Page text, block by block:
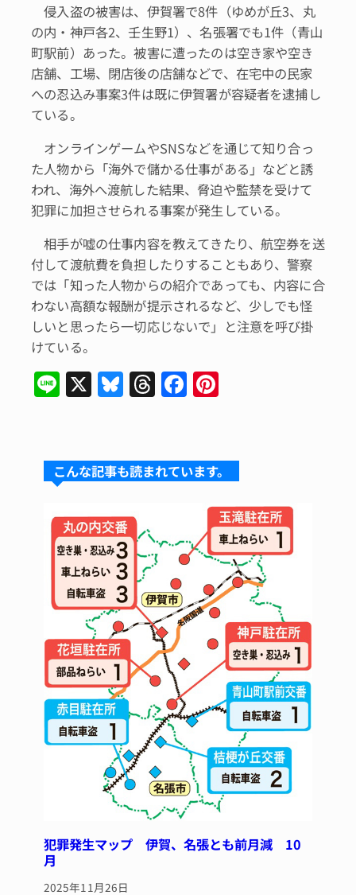
侵入盗の被害は、伊賀署で8件（ゆめが丘3、丸
の内・神戸各2、壬生野1）、名張署でも1件（青山
町駅前）あった。被害に遭ったのは空き家や空き
店舗、工場、閉店後の店舗などで、在宅中の民家
への忍込み事案3件は既に伊賀署が容疑者を逮捕し
ている。
オンラインゲームやSNSなどを通じて知り合っ
た人物から「海外で儲かる仕事がある」などと誘
われ、海外へ渡航した結果、脅迫や監禁を受けて
犯罪に加担させられる事案が発生している。
相手が嘘の仕事内容を教えてきたり、航空券を送
付して渡航費を負担したりすることもあり、警察
では「知った人物からの紹介であっても、内容に合
わない高額な報酬が提示されるなど、少しでも怪
しいと思ったら一切応じないで」と注意を呼び掛
けている。
Li X Bl
s
k
y
T
a
d
F
e
b
o
k
re
st
こんな記事も読まれています。
犯罪発生マップ 伊賀、名張とも前月減 10
月
2025年11月26日